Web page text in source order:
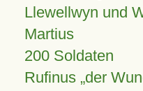
Llewellwyn und
Martius
200 Soldaten
Rufinus „der